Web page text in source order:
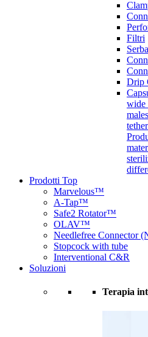
Filtri
Drip
wide
Prodotti Top
Marvelous™
A-Tap™
Safe2 Rotator™
OLAV™
Needlefree Connector
Stopcock with tube
Interventional C&R
Soluzioni
Terapia